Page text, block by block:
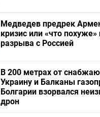
Медведев предрек
кризис или «что похуже»
разрыва с Россией
В 200 метрах от
Украину и Балканы
Болгарии взорвался
дрон